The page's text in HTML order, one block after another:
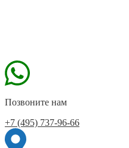
Позвоните нам
+7 (495) 737-96-66